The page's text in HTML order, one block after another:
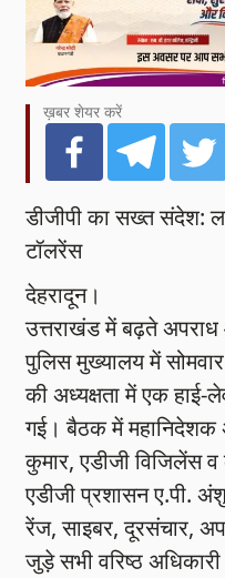
ख़बर शेयर करें
डीजीपी का सख्त संदेश:
टॉलरेंस
देहरादून।
उत्तराखंड में बढ़ते
पुलिस मुख्यालय में
की अध्यक्षता में एक हाई-
गई। बैठक में महानिदेशक
कुमार, एडीजी विजिलेंस
एडीजी प्रशासन ए.पी.
रेंज, साइबर, दूरसंचार,
जुड़े सभी वरिष्ठ